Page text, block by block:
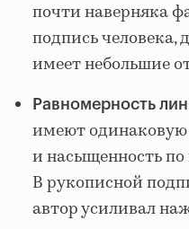
почти наверняка
подпись человека,
имеет небольшие
Равномерность
имеют
и насыщенность по
В рукописной
автор усиливал